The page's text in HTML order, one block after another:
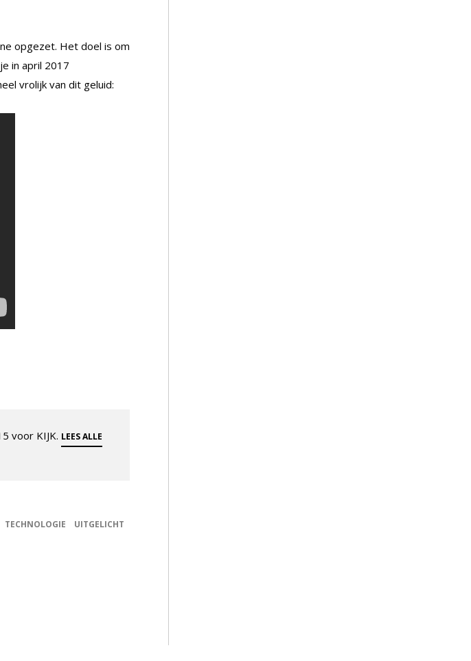
opgezet. Het doel is om
in april 2017
vrolijk van dit geluid:
voor KIJK. LEES ALLE
TECHNOLOGIE UITGELICHT